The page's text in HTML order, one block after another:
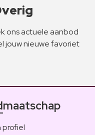
ons actuele aanbod
jouw nieuwe favoriet
profiel